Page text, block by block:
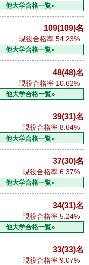
他大学合格一覧»
109(109)名
現役合格率 54.23%
他大学合格一覧»
48(48)名
現役合格率 10.62%
他大学合格一覧»
39(31)名
現役合格率 8.64%
他大学合格一覧»
37(30)名
現役合格率 6.37%
他大学合格一覧»
34(31)名
現役合格率 5.24%
他大学合格一覧»
33(33)名
現役合格率 9.07%